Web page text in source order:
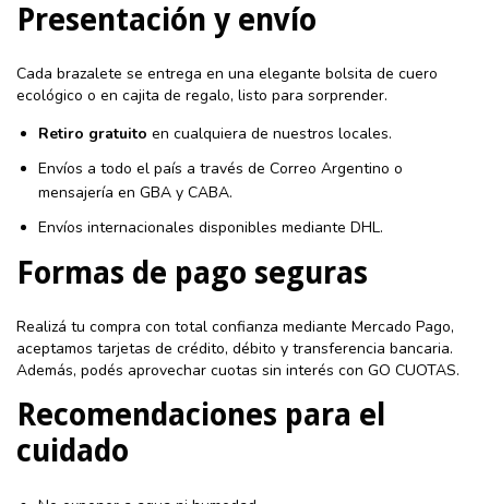
Presentación y envío
Cada brazalete se entrega en una elegante bolsita de cuero
ecológico o en cajita de regalo, listo para sorprender.
Retiro gratuito en cualquiera de nuestros locales.
Envíos a todo el país a través de Correo Argentino o
mensajería en GBA y CABA.
Envíos internacionales disponibles mediante DHL.
Formas de pago seguras
Realizá tu compra con total confianza mediante Mercado Pago,
aceptamos tarjetas de crédito, débito y transferencia bancaria.
Además, podés aprovechar cuotas sin interés con GO CUOTAS.
Recomendaciones para el
cuidado